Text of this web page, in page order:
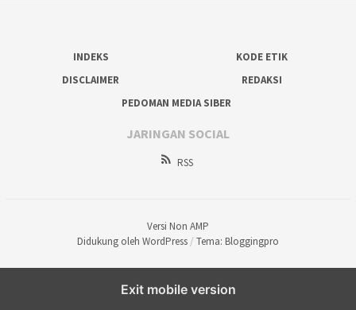
INDEKS
KODE ETIK
DISCLAIMER
REDAKSI
PEDOMAN MEDIA SIBER
JARINGAN SOCIAL
RSS
Versi Non AMP
Didukung oleh WordPress / Tema: Bloggingpro
Exit mobile version